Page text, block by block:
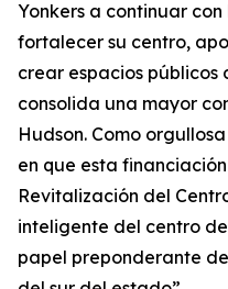
Yonkers a continuar
fortalecer su centro,
crear espacios públicos
consolida una mayor
Hudson. Como
en que esta
Revitalización del
inteligente del centro
papel preponderante